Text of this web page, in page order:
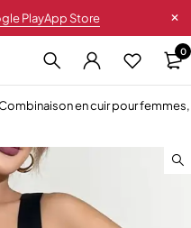
PlayApp Store
0
en cuir pour femmes,